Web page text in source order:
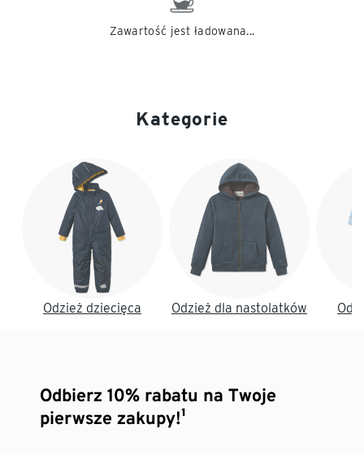
Zawartość jest ładowana...
Kategorie
Odzież dziecięca Odzież dla nastolatków
Odbierz 10% rabatu na Twoje
pierwsze zakupy!¹